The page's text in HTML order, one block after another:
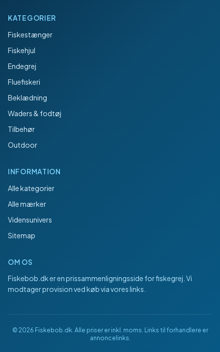
KATEGORIER
Fiskestænger
Fiskehjul
Endegrej
Fluefiskeri
Beklædning
Waders & fodtøj
Tilbehør
Outdoor
INFORMATION
Alle kategorier
Alle mærker
Vidensunivers
Sitemap
OM OS
Fiskebob.dker en prissammenligningsside for fiskegrej. Vi
modtager provision ved køb via vores links.
© 2026 Fiskebob.dk. Alle priser er inkl. moms. Links til forhandlere er
annoncelinks.